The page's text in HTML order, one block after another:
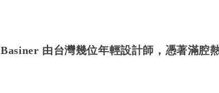
Basiner 由台灣幾位年輕設計師，憑著滿腔